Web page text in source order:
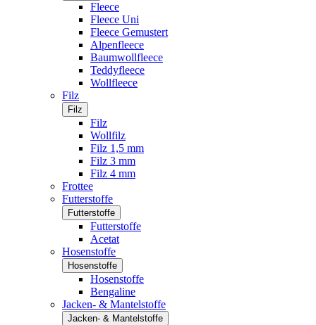
Fleece
Fleece Uni
Fleece Gemustert
Alpenfleece
Baumwollfleece
Teddyfleece
Wollfleece
Filz
Filz
Filz
Wollfilz
Filz 1,5 mm
Filz 3 mm
Filz 4 mm
Frottee
Futterstoffe
Futterstoffe
Futterstoffe
Acetat
Hosenstoffe
Hosenstoffe
Hosenstoffe
Bengaline
Jacken- & Mantelstoffe
Jacken- & Mantelstoffe